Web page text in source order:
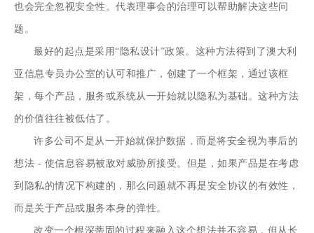
也会完全忽视安全性。代表理事会的治理可以帮助解决这些问
题。
最好的起点是采用“隐私设计”政策。这种方法得到了澳大利
亚信息专员办公室的认可和推广，创建了一个框架，通过该框
架，每个产品，服务或系统从一开始就以隐私为基础。这种方法
的价值往往被低估了。
许多公司不是从一开始就保护数据，而是将安全视为事后的
想法 - 使信息容易被敌对威胁所接受。但是，如果产品是在考虑
到隐私的情况下构建的，那么问题就不再是安全协议的有效性，
而是关于产品或服务本身的弹性。
改变一个根深蒂固的过程来融入这个想法并不容易，但从长